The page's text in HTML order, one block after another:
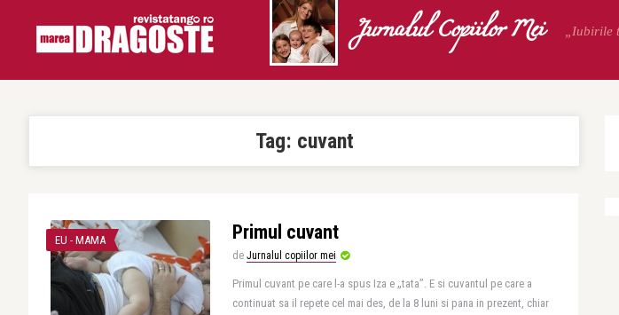
Jurnalul Copiilor Mei
Tag: cuvant
EU - MAMA Primul cuvant
de Jurnalul copiilor mei
Primul cuvant pe care l-a spus Iza e „tata”. E si cuvantul pe care a
continuat sa il repete cel mai des, de la 8 luni si pana in prezent, chiar